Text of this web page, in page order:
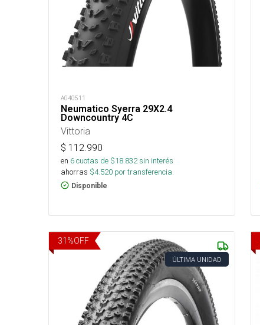
A040511
Neumatico Syerra 29X2.4
Downcountry 4C
Vittoria
$ 112.990
en 6cuotas de $18.832sin interés
ahorras $4.520 por transferencia.
Disponible
31 %OFF
ÚLTIMA UNIDAD